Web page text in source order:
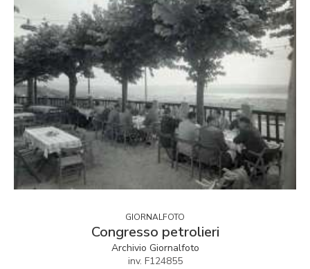
GIORNALFOTO
Congresso petrolieri
Archivio Giornalfoto
inv. F124855